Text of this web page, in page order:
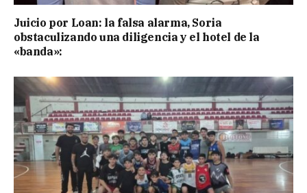
Juicio por Loan: la falsa alarma, Soria
obstaculizando una diligencia y el hotel de la
«banda»: